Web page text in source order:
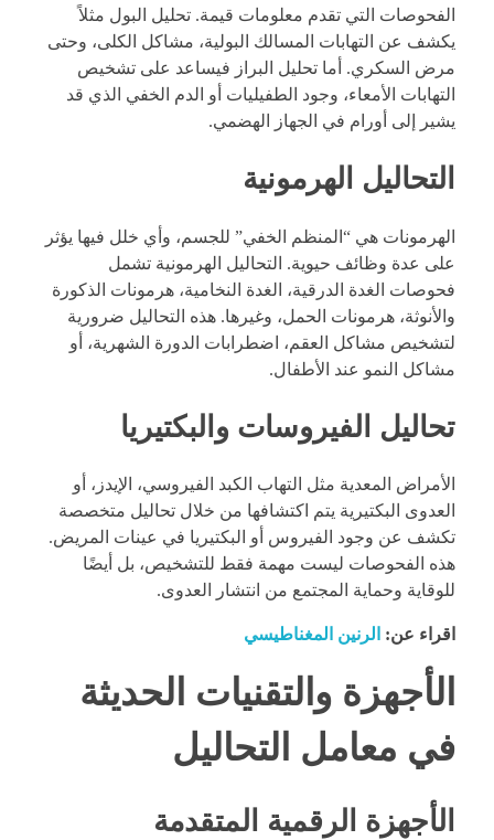
الفحوصات التي تقدم معلومات قيمة. تحليل البول مثلاً
يكشف عن التهابات المسالك البولية، مشاكل الكلى، وحتى
مرض السكري. أما تحليل البراز فيساعد على تشخيص
التهابات الأمعاء، وجود الطفيليات أو الدم الخفي الذي قد
يشير إلى أورام في الجهاز الهضمي.
التحاليل الهرمونية
الهرمونات هي “المنظم الخفي” للجسم، وأي خلل فيها يؤثر
على عدة وظائف حيوية. التحاليل الهرمونية تشمل
فحوصات الغدة الدرقية، الغدة النخامية، هرمونات الذكورة
والأنوثة، هرمونات الحمل، وغيرها. هذه التحاليل ضرورية
لتشخيص مشاكل العقم، اضطرابات الدورة الشهرية، أو
مشاكل النمو عند الأطفال.
تحاليل الفيروسات والبكتيريا
الأمراض المعدية مثل التهاب الكبد الفيروسي، الإيدز، أو
العدوى البكتيرية يتم اكتشافها من خلال تحاليل متخصصة
تكشف عن وجود الفيروس أو البكتيريا في عينات المريض.
هذه الفحوصات ليست مهمة فقط للتشخيص، بل أيضًا
للوقاية وحماية المجتمع من انتشار العدوى.
اقراء عن: الرنين المغناطيسي
الأجهزة والتقنيات الحديثة
في معامل التحاليل
الأجهزة الرقمية المتقدمة